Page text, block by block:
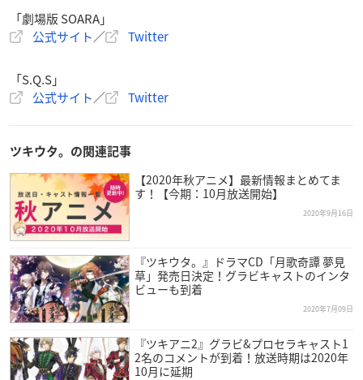
「劇場版 SOARA」
公式サイト／ Twitter
「S.Q.S」
公式サイト／ Twitter
ツキウタ。の関連記事
【2020年秋アニメ】最新情報まとめてま
す！【今期：10月放送開始】
2020年9月16日
『ツキウタ。』ドラマCD「月歌奇譚 夢見
草」発売日決定！グラビキャストのインタ
ビューも到着
2020年7月09日
『ツキアニ2』グラビ&プロセラキャスト1
2名のコメントが到着！放送時期は2020年
10月に延期